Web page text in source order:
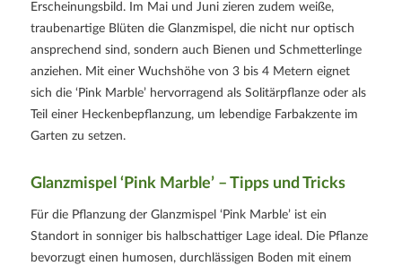
Erscheinungsbild. Im Mai und Juni zieren zudem weiße,
traubenartige Blüten die Glanzmispel, die nicht nur optisch
ansprechend sind, sondern auch Bienen und Schmetterlinge
anziehen. Mit einer Wuchshöhe von 3 bis 4 Metern eignet
sich die ‘Pink Marble’ hervorragend als Solitärpflanze oder als
Teil einer Heckenbepflanzung, um lebendige Farbakzente im
Garten zu setzen.
Glanzmispel ‘Pink Marble’ – Tipps und Tricks
Für die Pflanzung der Glanzmispel ‘Pink Marble’ ist ein
Standort in sonniger bis halbschattiger Lage ideal. Die Pflanze
bevorzugt einen humosen, durchlässigen Boden mit einem